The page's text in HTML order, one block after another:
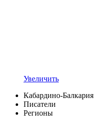
Увеличить
Кабардино-Балкария
Писатели
Регионы